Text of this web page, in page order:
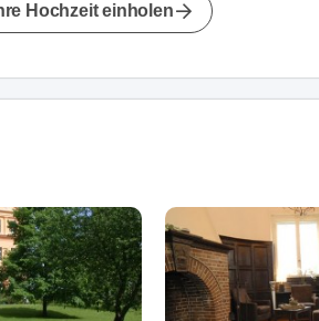
Hochzeit einholen